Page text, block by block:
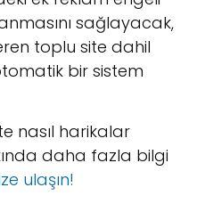
sağlayacak,
toplu site dahil
bir sistem
nasıl harikalar
daha fazla bilgi
ulaşın!